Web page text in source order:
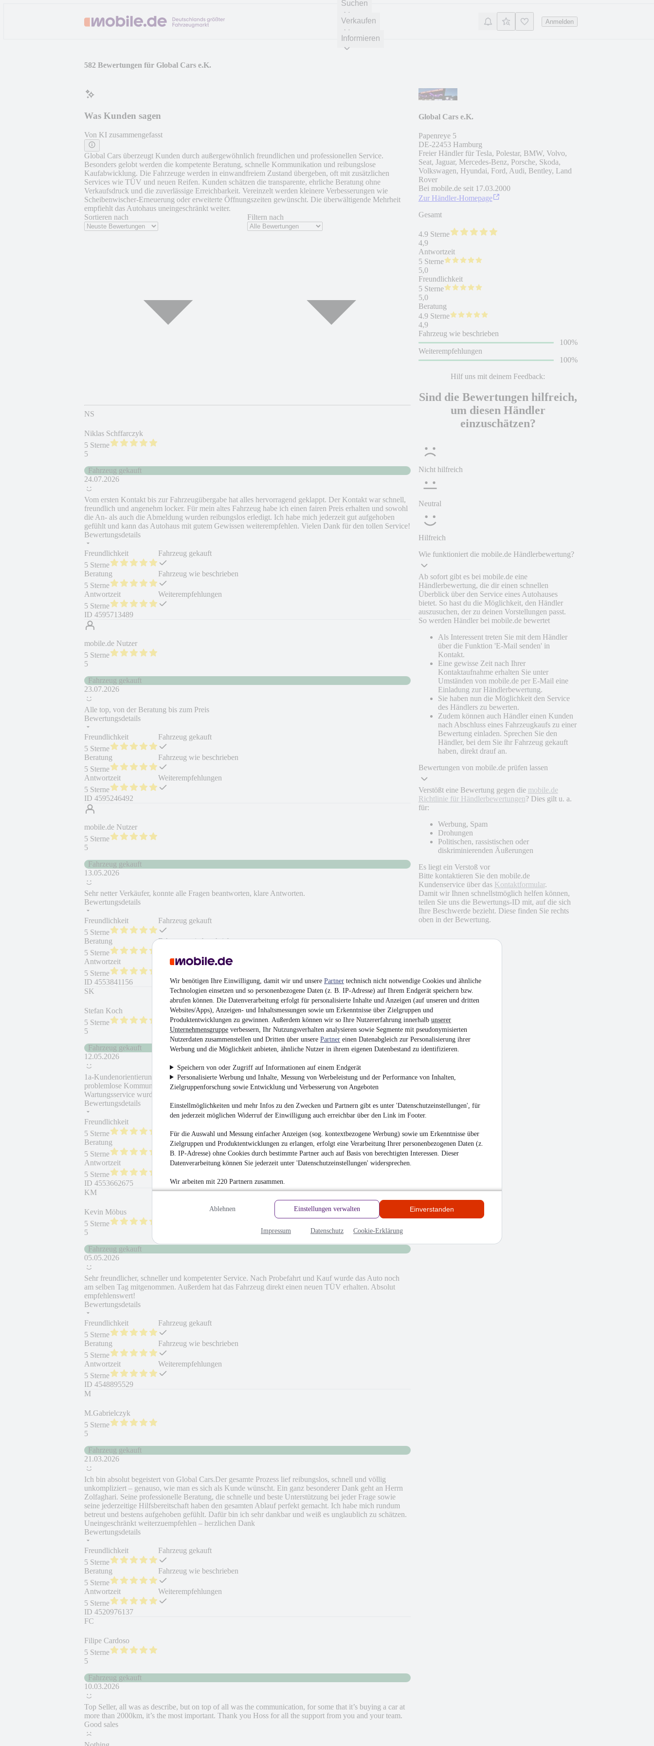
Wir benötigen Ihre Einwilligung, damit wir und unsere Partner technisch nicht notwendige Cookies und ähnliche
Technologien einsetzen und so personenbezogene Daten (z. B. IP-Adresse) auf Ihrem Endgerät speichern bzw.
abrufen können. Die Datenverarbeitung erfolgt für personalisierte Inhalte und Anzeigen (auf unseren und dritten
Websites/Apps), Anzeigen- und Inhaltsmessungen sowie um Erkenntnisse über Zielgruppen und
Produktentwicklungen zu gewinnen. Außerdem können wir so Ihre Nutzererfahrung innerhalb unserer
Unternehmensgruppe verbessern, Ihr Nutzungsverhalten analysieren sowie Segmente mit pseudonymisierten
Nutzerdaten zusammenstellen und Dritten über unsere Partner einen Datenabgleich zur Personalisierung ihrer
Werbung und die Möglichkeit anbieten, ähnliche Nutzer in ihrem eigenen Datenbestand zu identifizieren.
Speichern von oder Zugriff auf Informationen auf einem Endgerät
Personalisierte Werbung und Inhalte, Messung von Werbeleistung und der Performance von Inhalten,
Zielgruppenforschung sowie Entwicklung und Verbesserung von Angeboten
Einstellmöglichkeiten und mehr Infos zu den Zwecken und Partnern gibt es unter 'Datenschutzeinstellungen', für
den jederzeit möglichen Widerruf der Einwilligung auch erreichbar über den Link im Footer.
Für die Auswahl und Messung einfacher Anzeigen (sog. kontextbezogene Werbung) sowie um Erkenntnisse über
Zielgruppen und Produktentwicklungen zu erlangen, erfolgt eine Verarbeitung Ihrer personenbezogenen Daten (z.
B. IP-Adresse) ohne Cookies durch bestimmte Partner auch auf Basis von berechtigten Interessen. Dieser
Datenverarbeitung können Sie jederzeit unter 'Datenschutzeinstellungen' widersprechen.
Wir arbeiten mit 220 Partnern zusammen.
Ablehnen Einstellungen verwalten Einverstanden
Impressum Datenschutz Cookie-Erklärung
Suchen
Verkaufen
Informieren
Anmelden
582 Bewertungen für Global Cars e.K.
Was Kunden sagen
Von KI zusammengefasst
Global Cars überzeugt Kunden durch außergewöhnlich freundlichen und professionellen Service.
Besonders gelobt werden die kompetente Beratung, schnelle Kommunikation und reibungslose
Kaufabwicklung. Die Fahrzeuge werden in einwandfreiem Zustand übergeben, oft mit zusätzlichen
Services wie TÜV und neuen Reifen. Kunden schätzen die transparente, ehrliche Beratung ohne
Verkaufsdruck und die zuverlässige Erreichbarkeit. Vereinzelt werden kleinere Verbesserungen wie
Scheibenwischer-Erneuerung oder erweiterte Öffnungszeiten gewünscht. Die überwältigende Mehrheit
empfiehlt das Autohaus uneingeschränkt weiter.
Sortieren nach
Filtern nach
NS
Niklas Schffarczyk
5 Sterne
5
Fahrzeug gekauft
24.07.2026
Vom ersten Kontakt bis zur Fahrzeugübergabe hat alles hervorragend geklappt. Der Kontakt war schnell,
freundlich und angenehm locker. Für mein altes Fahrzeug habe ich einen fairen Preis erhalten und sowohl
die An- als auch die Abmeldung wurden reibungslos erledigt. Ich habe mich jederzeit gut aufgehoben
gefühlt und kann das Autohaus mit gutem Gewissen weiterempfehlen. Vielen Dank für den tollen Service!
Bewertungsdetails
Freundlichkeit
5 Sterne
Beratung
5 Sterne
Antwortzeit
5 Sterne
Fahrzeug gekauft
Fahrzeug wie beschrieben
Weiterempfehlungen
ID 4595713489
mobile.de Nutzer
5 Sterne
5
Fahrzeug gekauft
23.07.2026
Alle top, von der Beratung bis zum Preis
Bewertungsdetails
Freundlichkeit
5 Sterne
Beratung
5 Sterne
Antwortzeit
5 Sterne
Fahrzeug gekauft
Fahrzeug wie beschrieben
Weiterempfehlungen
ID 4595246492
mobile.de Nutzer
5 Sterne
5
Fahrzeug gekauft
13.05.2026
Sehr netter Verkäufer, konnte alle Fragen beantworten, klare Antworten.
Bewertungsdetails
Freundlichkeit
5 Sterne
Beratung
5 Sterne
Antwortzeit
5 Sterne
Fahrzeug gekauft
Fahrzeug wie beschrieben
Weiterempfehlungen
ID 4553841156
SK
Stefan Koch
5 Sterne
5
Fahrzeug gekauft
12.05.2026
1a-Kundenorientierung; sehr gute Einweisung in die speziellen Details des Autos bei Übergabe;
problemlose Kommunikation und Verkaufsabwicklung (wir wohnen 150km entfernt; TÜV und
Wartungsservice wurden noch vor Autoübergabe erledigt; sehr angenehme Athmosphäre;
Bewertungsdetails
Freundlichkeit
5 Sterne
Beratung
5 Sterne
Antwortzeit
5 Sterne
Fahrzeug wie beschrieben
Weiterempfehlungen
ID 4553662675
KM
Kevin Möbus
5 Sterne
5
Fahrzeug gekauft
05.05.2026
Sehr freundlicher, schneller und kompetenter Service. Nach Probefahrt und Kauf wurde das Auto noch
am selben Tag mitgenommen. Außerdem hat das Fahrzeug direkt einen neuen TÜV erhalten. Absolut
empfehlenswert!
Bewertungsdetails
Freundlichkeit
5 Sterne
Beratung
5 Sterne
Antwortzeit
5 Sterne
Fahrzeug gekauft
Fahrzeug wie beschrieben
Weiterempfehlungen
ID 4548895529
M
M.Gabrielczyk
5 Sterne
5
Fahrzeug gekauft
21.03.2026
Ich bin absolut begeistert von Global Cars.Der gesamte Prozess lief reibungslos, schnell und völlig
unkompliziert – genauso, wie man es sich als Kunde wünscht. Ein ganz besonderer Dank geht an Herrn
Zolfaghari. Seine professionelle Beratung, die schnelle und beste Unterstützung bei jeder Frage sowie
seine jederzeitige Hilfsbereitschaft haben den gesamten Ablauf perfekt gemacht. Ich habe mich rundum
betreut und bestens aufgehoben gefühlt. Dafür bin ich sehr dankbar und weiß es unglaublich zu schätzen.
Uneingeschränkt weiterzuempfehlen – herzlichen Dank
Bewertungsdetails
Freundlichkeit
5 Sterne
Beratung
5 Sterne
Antwortzeit
5 Sterne
Fahrzeug gekauft
Fahrzeug wie beschrieben
Weiterempfehlungen
ID 4520976137
FC
Filipe Cardoso
5 Sterne
5
Fahrzeug gekauft
10.03.2026
Top Seller, all was as describe, but on top of all was the communication, for some that it’s buying a car at
more than 2000km, it’s the most important. Thank you Hoss for all the support from you and your team.
Good sales
Global Cars e.K.
Papenreye 5
DE-22453 Hamburg
Freier Händler für Tesla, Polestar, BMW, Volvo,
Seat, Jaguar, Mercedes-Benz, Porsche, Skoda,
Volkswagen, Hyundai, Ford, Audi, Bentley, Land
Rover
Bei mobile.de seit 17.03.2000
Zur Händler-Homepage
Gesamt
4.9 Sterne
4,9
Antwortzeit
5 Sterne
5,0
Freundlichkeit
5 Sterne
5,0
Beratung
4.9 Sterne
4,9
Fahrzeug wie beschrieben
100%
Weiterempfehlungen
100%
Hilf uns mit deinem Feedback:
Sind die Bewertungen hilfreich,
um diesen Händler
einzuschätzen?
Nicht hilfreich
Neutral
Hilfreich
Wie funktioniert die mobile.de Händlerbewertung?
Ab sofort gibt es bei mobile.de eine
Händlerbewertung, die dir einen schnellen
Überblick über den Service eines Autohauses
bietet. So hast du die Möglichkeit, den Händler
auszusuchen, der zu deinen Vorstellungen passt.
So werden Händler bei mobile.de bewertet
Als Interessent treten Sie mit dem Händler
über die Funktion 'E-Mail senden' in
Kontakt.
Eine gewisse Zeit nach Ihrer
Kontaktaufnahme erhalten Sie unter
Umständen von mobile.de per E-Mail eine
Einladung zur Händlerbewertung.
Sie haben nun die Möglichkeit den Service
des Händlers zu bewerten.
Zudem können auch Händler einen Kunden
nach Abschluss eines Fahrzeugkaufs zu einer
Bewertung einladen. Sprechen Sie den
Händler, bei dem Sie ihr Fahrzeug gekauft
haben, direkt drauf an.
Bewertungen von mobile.de prüfen lassen
Verstößt eine Bewertung gegen die mobile.de
Richtlinie für Händlerbewertungen? Dies gilt u. a.
für:
Werbung, Spam
Drohungen
Politischen, rassistischen oder
diskriminierenden Äußerungen
Es liegt ein Verstoß vor
Bitte kontaktieren Sie den mobile.de
Kundenservice über das Kontaktformular.
Damit wir Ihnen schnellstmöglich helfen können,
teilen Sie uns die Bewertungs-ID mit, auf die sich
Ihre Beschwerde bezieht. Diese finden Sie rechts
oben in der Bewertung.